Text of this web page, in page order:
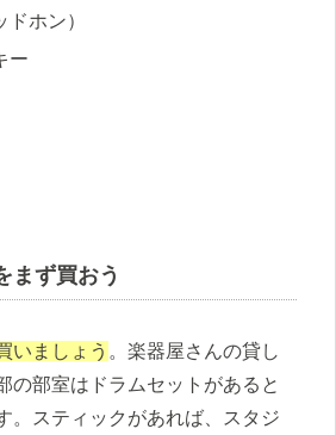
ホン）
ー
まず買おう
いましょう 。楽器屋さんの貸し
の部室はドラムセットがあると
。スティックがあれば、スタジ